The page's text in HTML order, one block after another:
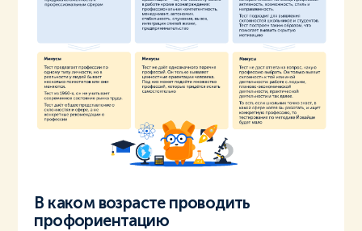
В каком возрасте проводить
профориентацию